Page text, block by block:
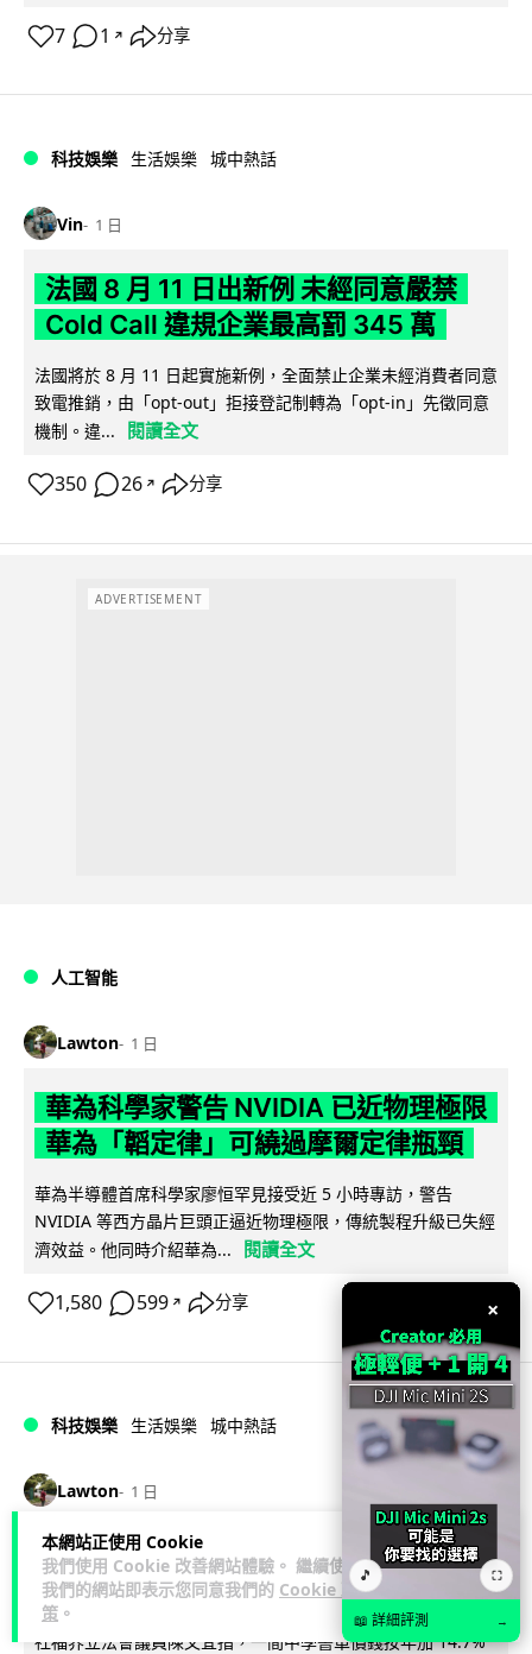
本網站正使用 Cookie
我們使用 Cookie 改善網站體驗。 繼續使用
我們的網站即表示您同意我們的 Cookie 政
策 。
7 1 ↗ 分享
科技娛樂 生活娛樂 城中熱話
Vin 1 日
法國 8 月 11 日出新例 未經同意嚴禁
Cold Call 違規企業最高罰 345 萬
法國將於 8 月 11 日起實施新例，全面禁止企業未經消費者同意
致電推銷，由「opt-out」拒接登記制轉為「opt-in」先徵同意
機制。違...
閱讀全文
350 26 ↗ 分享
ADVERTISEMENT
人工智能
Lawton 1 日
華為科學家警告 NVIDIA 已近物理極限
華為「韜定律」可繞過摩爾定律瓶頸
華為半導體首席科學家廖恒罕見接受近 5 小時專訪，警告
NVIDIA 等西方晶片巨頭正逼近物理極限，傳統製程升級已失經
濟效益。他同時介紹華為...
閱讀全文
1,580 599 ↗ 分享
科技娛樂 生活娛樂 城中熱話
Lawton 1 日
家長無得慳錢買二手書 電子啟動碼鎖死
二手教科書 學生無法做功課
社福界立法會議員陳文宜指，一間中學書單價錢按年加 14.7%
×
🎵 ⛶
📖 詳細評測 →